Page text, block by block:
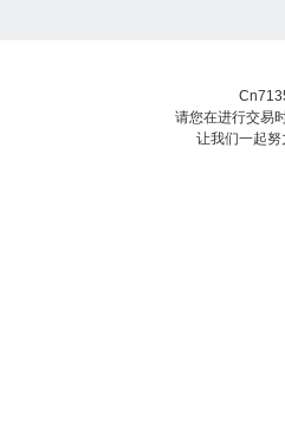
请您在进行交易
让我们一起